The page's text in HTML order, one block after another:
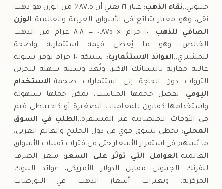
جيبوتي.,نقاء الذهب
: عيار ٢١ يعني أن ٨٧.٥٪ من الوزن هو ذهب
نقي، وهو معيار شائع في الأسواق العربية والعالمية.,الوزن
الصافي للذهب
: ١٠ جرام × ٠.٨٧٥ = ٨.٨ غرام من الذهب
الخالص، وهو ما يُعطي قيمة استثمارية واضحة
للمشتري.,الفوائد الاستثمارية
: سبيكة ١٠ جرام توفر سيولة
عالية مقارنة بالسبائك الأكبر، وتُعد وسيلة سهلة لتخزين
الثروات دون الحاجة إلى استثمارات ضخمة.,الاستخدام
اليومي: بفضل حجمها المناسب، يمكن حملها بسهولة
واستخدامها كقانون للمعاملات الصغيرة أو كاحتياطي قيم
في الأوقات الاقتصادية غير المستقرة.,الطلب في السوق
المحلي: تحظى بسوق قوي في دول الخليج والعالم العربي،
ما يُسهم في استقرار الأسعار حتى في فترات تقلبات الأسواق
العالمية.,العوامل التي تؤثر على السعر: سعر الصرف
للفرنك الجيبوتي مقابل الدولار الأمريكي، عوائد البنوك
المركزية، وتغيرات أسعار الذهب في البورصات